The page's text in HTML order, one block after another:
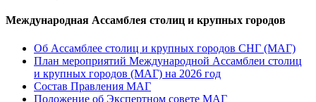
Международная Ассамблея столиц и крупных городов
Об Ассамблее столиц и крупных городов СНГ (МАГ)
План мероприятий Международной Ассамблеи столиц
и крупных городов (МАГ) на 2026 год
Состав Правления МАГ
Положение об Экспертном совете МАГ